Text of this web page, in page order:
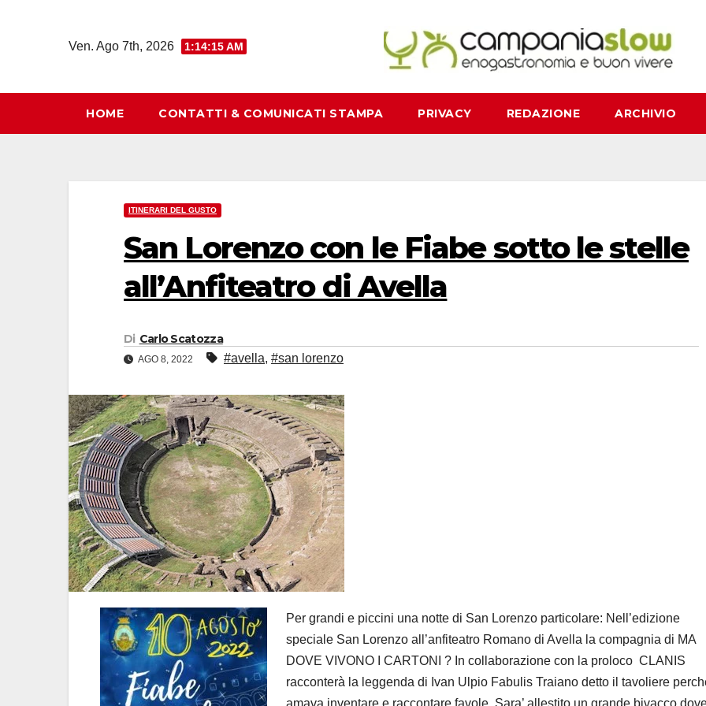
Ven. Ago 7th, 2026 1:14:16 AM
HOME CONTATTI & COMUNICATI STAMPA PRIVACY REDAZIONE ARCHIVIO
ITINERARI DEL GUSTO
San Lorenzo con le Fiabe sotto le stelle
all’Anfiteatro di Avella
Di Carlo Scatozza
AGO 8, 2022 #avella, #san lorenzo
Per grandi e piccini una notte di San Lorenzo particolare: Nell’edizione
speciale San Lorenzo all’anfiteatro Romano di Avella la compagnia di MA
DOVE VIVONO I CARTONI ? In collaborazione con la proloco CLANIS
racconterà la leggenda di Ivan Ulpio Fabulis Traiano detto il tavoliere
amava inventare e raccontare favole. Sara’ allestito un grande bivacco